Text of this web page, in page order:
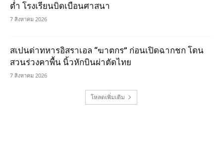
ต่ำ โรงเรียนบิดเบือนศาสนา
7 สิงหาคม 2026
สเปนด่าทหารอิสราเอล “ฆาตกร” ก่อนเปิดฉากชก โดน
สวนร่วงคาพื้น นิ้วหักบินผ่าตัดไทย
7 สิงหาคม 2026
โหลดเพิ่มเติม